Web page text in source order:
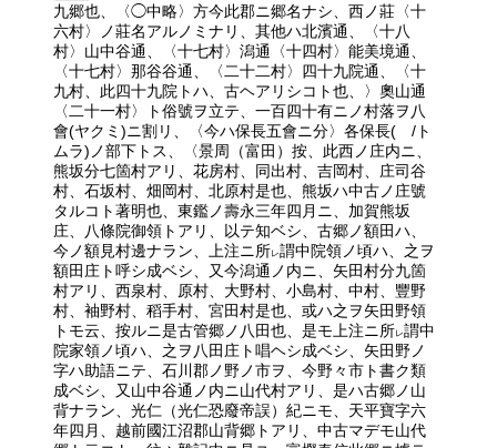
九郷也、〈◯中略〉方今此郡ニ郷名ナシ、西ノ莊〈十
六村〉ノ莊名アルノミナリ、其他ハ北濱通、〈十八
村〉山中谷通、〈十七村〉潟通〈十四村〉能美境通、
〈十七村〉那谷谷通、〈二十二村〉四十九院通、〈十
九村、此四十九院トハ、古ヘアリシコト也、〉奧山通
〈二十一村〉ト俗號ヲ立テ、一百四十有ニノ村落ヲ八
會(ヤクミ)ニ割リ、〈今ハ保長五會ニ分〉各保長( /ト
ムラ)ノ部下トス、〈景周（富田）按、此西ノ庄内ニ、
熊坂分七箇村アリ、花房村、同出村、吉岡村、庄司谷
村、石坂村、畑岡村、北原村是也、熊坂ハ中古ノ庄號
タルコト著明也、東鑑ノ壽永三年四月ニ、加賀熊坂
庄、八條院御領トアリ、以テ知ベシ、古郷ノ額田ハ、
今ノ額見村邊ナラン、上注ニ所レ謂中院領ノ頃ハ、之ヲ
額田庄ト呼シ成ベシ、又今潟通ノ内ニ、矢田村分九箇
村アリ、西泉村、原村、大野村、小島村、中村、豐野
村、袖野村、稻手村、宮田村是也、或ハ之ヲ矢田野領
トモ云、按ルニ是古管郷ノ八田也、是モ上注ニ所レ謂中
院家領ノ頃ハ、之ヲ八田庄ト唱ヘシ成ベシ、矢田野ノ
字ハ助語ニテ、石川郡ノ野ノ市ヲ、今野々市ト書ク類
成ベシ、又山中谷通ノ内ニ山代村アリ、是ハ古郷ノ山
背ナラン、光仁（光仁恐廢帝誤）紀ニモ、天平寶字六
年四月、越前國江沼郡山背郷トアリ、中古マデモ山代